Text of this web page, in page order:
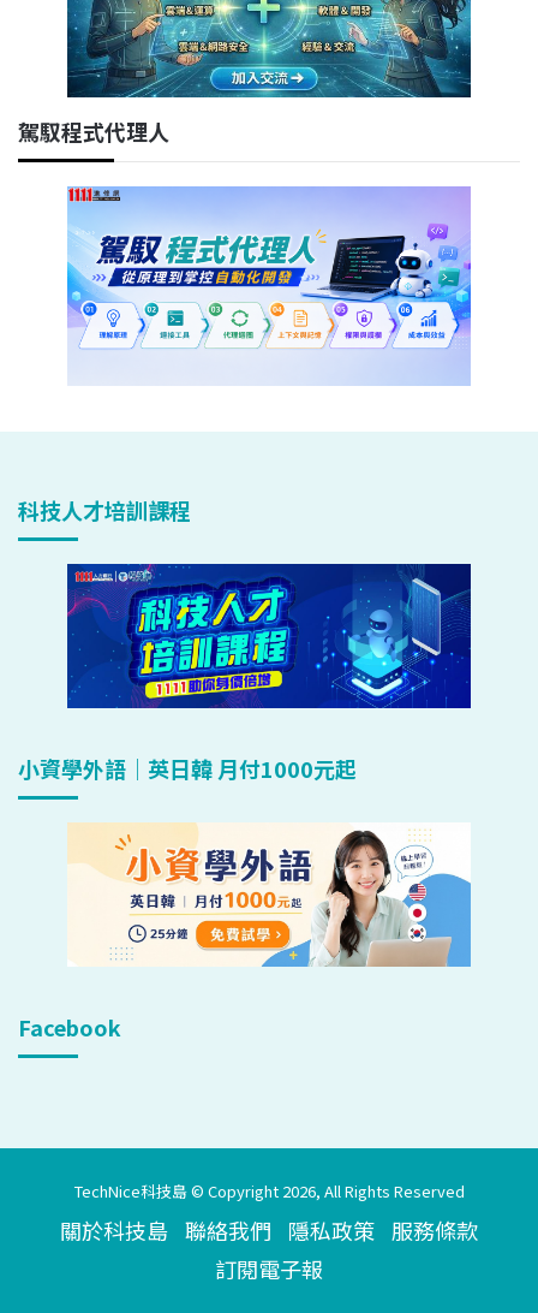
駕馭程式代理人
科技人才培訓課程
小資學外語｜英日韓 月付1000元起
Facebook
TechNice科技島 © Copyright 2026, All Rights Reserved
關於科技島 聯絡我們 隱私政策 服務條款
訂閱電子報